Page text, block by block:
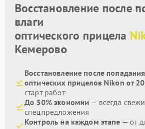
Восстановление после
влаги
оптического прицела
Кемерово
Восстановление после
оптических прицелов Nikon от
старт работ
До 30% экономии — всегда
спецпредложения
Контроль на каждом этапе — от